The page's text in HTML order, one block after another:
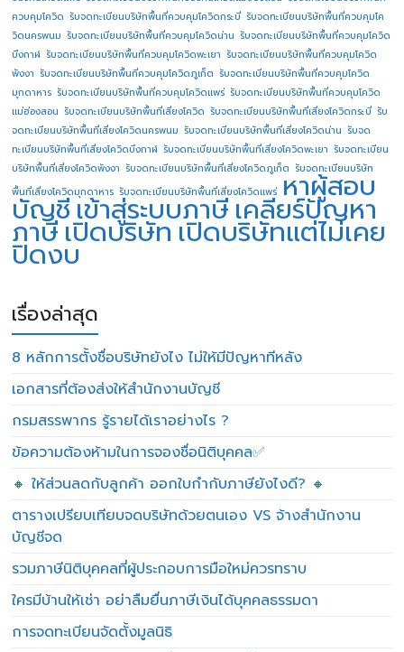
ควบคุมโควิด รับจดทะเบียนบริษัทพื้นที่ควบคุมโควิดกระบี่ รับจดทะเบียนบริษัทพื้นที่ควบคุมโค
วิดนครพนม รับจดทะเบียนบริษัทพื้นที่ควบคุมโควิดน่าน รับจดทะเบียนบริษัทพื้นที่ควบคุมโควิด
บึงกาฬ รับจดทะเบียนบริษัทพื้นที่ควบคุมโควิดพะเยา รับจดทะเบียนบริษัทพื้นที่ควบคุมโควิด
พังงา รับจดทะเบียนบริษัทพื้นที่ควบคุมโควิดภูเก็ต รับจดทะเบียนบริษัทพื้นที่ควบคุมโควิด
มุกดาหาร รับจดทะเบียนบริษัทพื้นที่ควบคุมโควิดแพร่ รับจดทะเบียนบริษัทพื้นที่ควบคุมโควิด
แม่ฮ่องสอน รับจดทะเบียนบริษัทพื้นที่เสี่ยงโควิด รับจดทะเบียนบริษัทพื้นที่เสี่ยงโควิดกระบี่ รับ
จดทะเบียนบริษัทพื้นที่เสี่ยงโควิดนครพนม รับจดทะเบียนบริษัทพื้นที่เสี่ยงโควิดน่าน รับจด
ทะเบียนบริษัทพื้นที่เสี่ยงโควิดบึงกาฬ รับจดทะเบียนบริษัทพื้นที่เสี่ยงโควิดพะเยา รับจดทะเบียน
บริษัทพื้นที่เสี่ยงโควิดพังงา รับจดทะเบียนบริษัทพื้นที่เสี่ยงโควิดภูเก็ต รับจดทะเบียนบริษัท
พื้นที่เสี่ยงโควิดมุกดาหาร รับจดทะเบียนบริษัทพื้นที่เสี่ยงโควิดแพร่ หาผู้สอบ
บัญชี เข้าสู่ระบบภาษี เคลียร์ปัญหา
ภาษีเปิดบริษัทเปิดบริษัทแต่ไม่เคย
ปิดงบ
เรื่องล่าสุด
8 หลักการตั้งชื่อบริษัทยังไง ไม่ให้มีปัญหาทีหลัง
เอกสารที่ต้องส่งให้สำนักงานบัญชี
กรมสรรพากร รู้รายได้เราอย่างไร ?
ข้อความต้องห้ามในการจองชื่อนิติบุคคล✅
🔸 ให้ส่วนลดกับลูกค้า ออกใบกำกับภาษียังไงดี? 🔸
ตารางเปรียบเทียบจดบริษัทด้วยตนเอง VS จ้างสำนักงาน
บัญชีจด
รวมภาษีนิติบุคคลที่ผู้ประกอบการมือใหม่ควรทราบ
ใครมีบ้านให้เช่า อย่าลืมยื่นภาษีเงินได้บุคคลธรรมดา
การจดทะเบียนจัดตั้งมูลนิธิ